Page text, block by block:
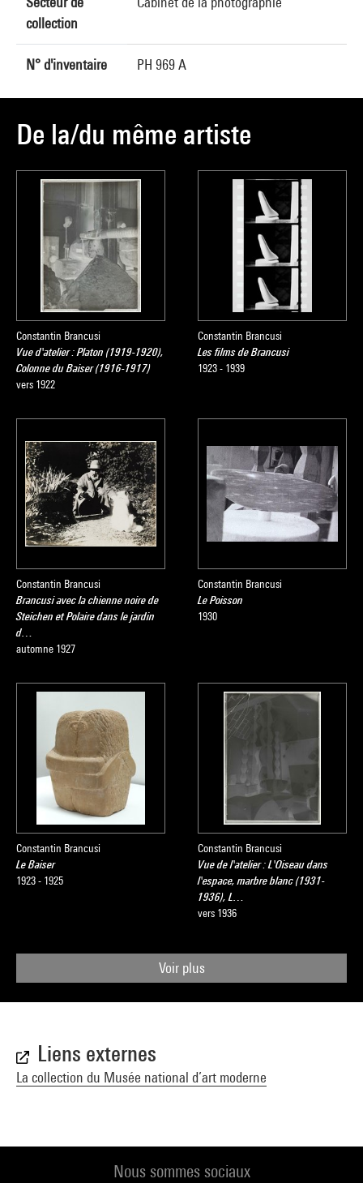
collection
N° d'inventaire PH 969 A
De la/du même artiste
Constantin Brancusi
Vue d'atelier : Platon (1919-1920),
Colonne du Baiser (1916-1917)
vers 1922
Constantin Brancusi
Les films de Brancusi
1923 - 1939
Constantin Brancusi
Brancusi avec la chienne noire de
Steichen et Polaire dans le jardin
d…
automne 1927
Constantin Brancusi
Le Poisson
1930
Constantin Brancusi
Le Baiser
1923 - 1925
Constantin Brancusi
Vue de l'atelier : L'Oiseau dans
l'espace, marbre blanc (1931-
1936), L…
vers 1936
Voir plus
Liens externes
La collection du Musée national d’art moderne
Nous sommes sociaux